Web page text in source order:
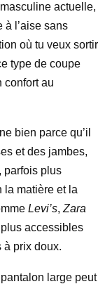
actuelle,
à l’aise sans
où tu veux sortir
type de coupe
confort au
bien parce qu’il
et des jambes,
parfois plus
la matière et la
Levi’s, Zara
accessibles
à prix doux.
large peut